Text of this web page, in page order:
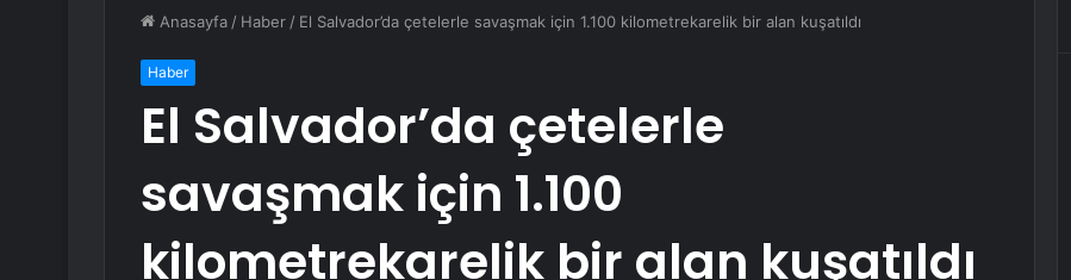
Anasayfa / Haber / El Salvador’da çetelerle savaşmak için 1.100 kilometrekarelik bir alan kuşatıldı
Haber
El Salvador’da çetelerle
savaşmak için 1.100
kilometrekarelik bir alan kuşatıldı